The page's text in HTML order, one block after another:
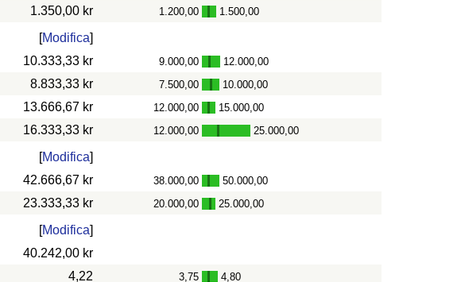
1.350,00 kr 1.200,00 - 1.500,00
[Modifica]
10.333,33 kr 9.000,00 - 12.000,00
8.833,33 kr 7.500,00 - 10.000,00
13.666,67 kr 12.000,00 - 15.000,00
16.333,33 kr 12.000,00 - 25.000,00
[Modifica]
42.666,67 kr 38.000,00 - 50.000,00
23.333,33 kr 20.000,00 - 25.000,00
[Modifica]
40.242,00 kr
4,22 3,75 4,80